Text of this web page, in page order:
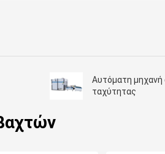
Αυτόματη
ταχύτητας